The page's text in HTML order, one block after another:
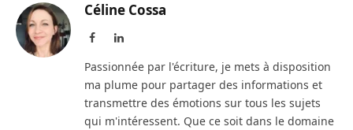
Céline Cossa
FacebookLinkedIn
Passionnée par l'écriture, je mets à disposition
ma plume pour partager des informations et
transmettre des émotions sur tous les sujets
qui m'intéressent. Que ce soit dans le domaine